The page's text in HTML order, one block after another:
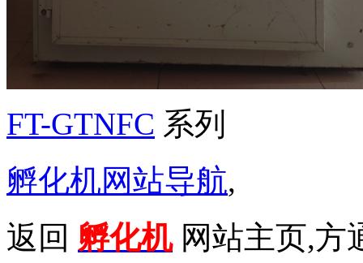
FT-GTNFC 系列
孵化机网站导航,
返回 孵化机网站主页,方